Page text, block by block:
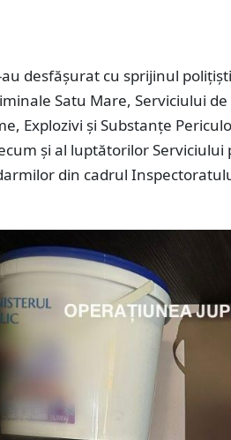
desfășurat cu sprijinul
Satu Mare, Serviciului
Explozivi și Substanțe
și al luptătorilor Serviciului
din cadrul